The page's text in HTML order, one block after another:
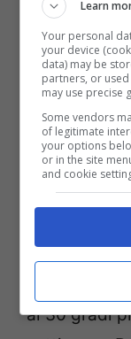
AlCentro
Umbria e
temporali
Sardegna
Sudil
con cieli
dai 25
ai 30 gradi
Learn
Your personal
your device
data) may be
partners, or
may use precise
Some vendors
of legitimate
your options
or in the site
and cookie